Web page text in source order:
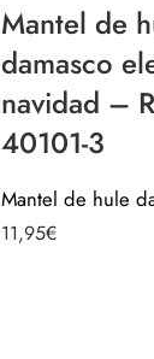
Mantel de
damasco
navidad –
40101-3
11,95€